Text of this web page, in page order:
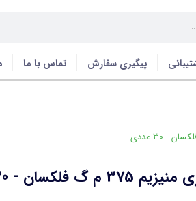
پیگیری سفارش تماس با ما
گ فلکسان - 30 عددی